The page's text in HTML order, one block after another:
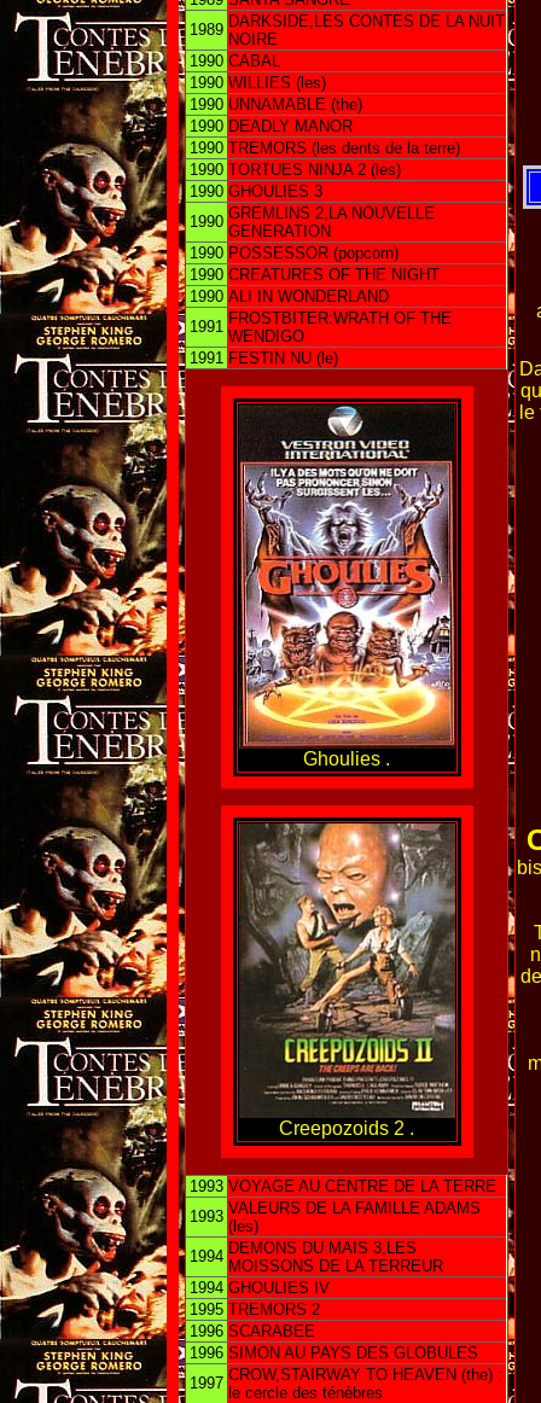
1989 DARKSIDE,LES CONTES DE LA NUIT
NOIRE
1990 CABAL
1990 WILLIES (les)
1990 UNNAMABLE (the)
1990 DEADLY MANOR
1990 TREMORS (les dents de la terre)
1990 TORTUES NINJA 2 (les)
1990 GHOULIES 3
1990 GREMLINS 2,LA NOUVELLE
GENERATION
1990 POSSESSOR (popcorn)
1990 CREATURES OF THE NIGHT
1990 ALI IN WONDERLAND
1991 FROSTBITER:WRATH OF THE
WENDIGO
1991 FESTIN NU (le)
Ghoulies .
Creepozoids 2 .
1993 VOYAGE AU CENTRE DE LA TERRE
1993 VALEURS DE LA FAMILLE ADAMS
(les)
1994 DEMONS DU MAIS 3,LES
MOISSONS DE LA TERREUR
1994 GHOULIES IV
1995 TREMORS 2
1996 SCARABEE
1996 SIMON AU PAYS DES GLOBULES
1997 CROW,STAIRWAY TO HEAVEN (the) :
le cercle des ténèbres